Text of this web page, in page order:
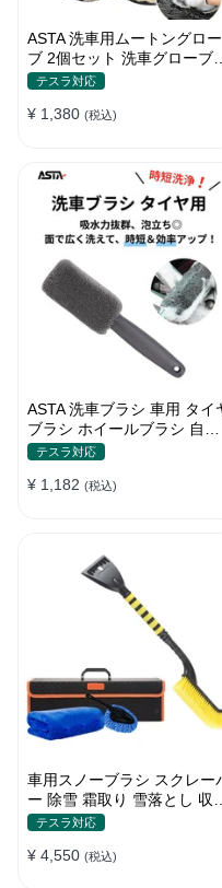
ASTA 洗車用ムートングロー
ブ 2個セット 洗車グローブ
手袋 傷防止 洗車グッズ 洗車
テスラ対応
¥ 1,380 (税込)
ASTA 洗車ブラシ 車用 タイヤ
ブラシ ホイールブラシ 自転
車 バイク トラック対応 洗車
掃ブラシ 1個入り
テスラ対応
¥ 1,182 (税込)
車用スノーブラシ スクレーパ
ー 除雪 霜取り 雪落とし 収納
ボックス付き 2in1
テスラ対応
¥ 4,550 (税込)